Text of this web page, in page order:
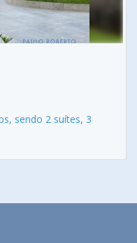
sendo 2 suítes, 3